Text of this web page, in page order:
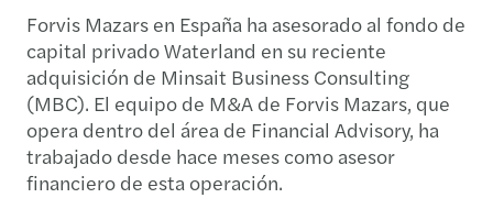
Forvis Mazars en España ha asesorado al fondo de
capital privado Waterland en su reciente
adquisición de Minsait Business Consulting
(MBC). El equipo de M&A de Forvis Mazars, que
opera dentro del área de Financial Advisory, ha
trabajado desde hace meses como asesor
financiero de esta operación.